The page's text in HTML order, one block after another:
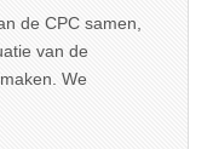
de CPC samen,
van de
We